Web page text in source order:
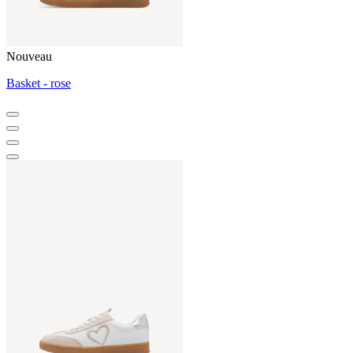
Nouveau
Basket - rose